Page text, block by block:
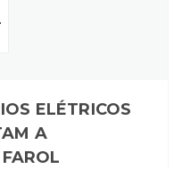
ELÉTRICOS
A